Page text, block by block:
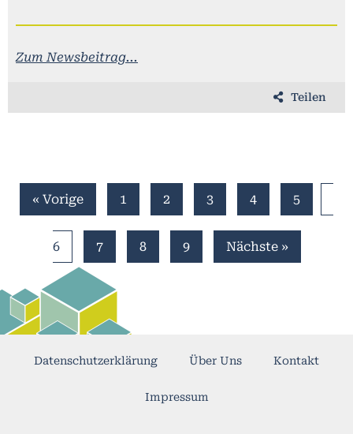
Zum Newsbeitrag...
Teilen
« Vorige 1 2 3 4 5
6 7 8 9 Nächste »
Datenschutzerklärung Über Uns Kontakt
Impressum